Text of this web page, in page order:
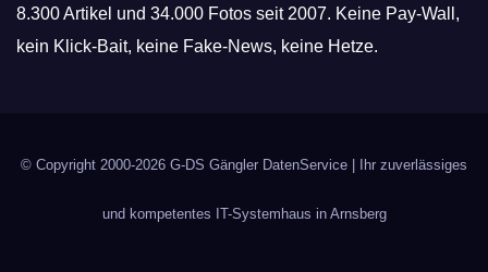
8.300 Artikel und 34.000 Fotos seit 2007. Keine Pay-Wall,
kein Klick-Bait, keine Fake-News, keine Hetze.
© Copyright 2000-2026 G-DS Gängler DatenService | Ihr zuverlässiges
und kompetentes IT-Systemhaus in Arnsberg